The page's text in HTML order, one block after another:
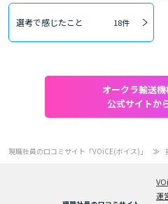
選考で感じたこと 18件
オークラ輸送
公式サイトか
現職社員の口コミサイト「VOiCE(ボイス)」
運